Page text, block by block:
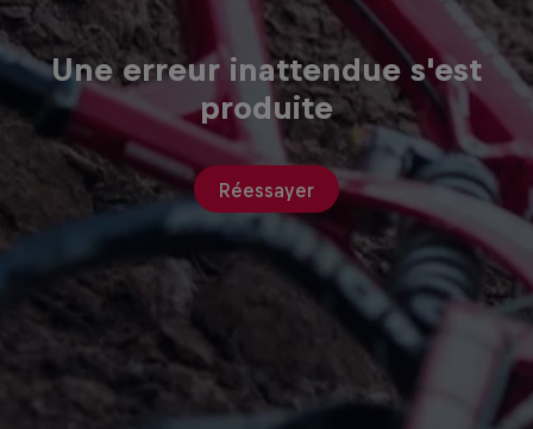
Une erreur inattendue s'est
produite
Réessayer